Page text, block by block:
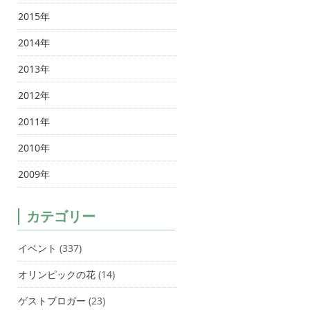
2015年
2014年
2013年
2012年
2011年
2010年
2009年
カテゴリー
イベント (337)
オリンピックの花 (14)
ゲストブロガー (23)